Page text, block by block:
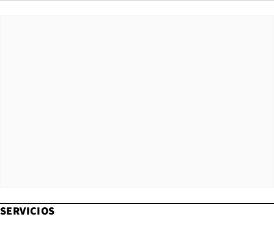
SERVICIOS